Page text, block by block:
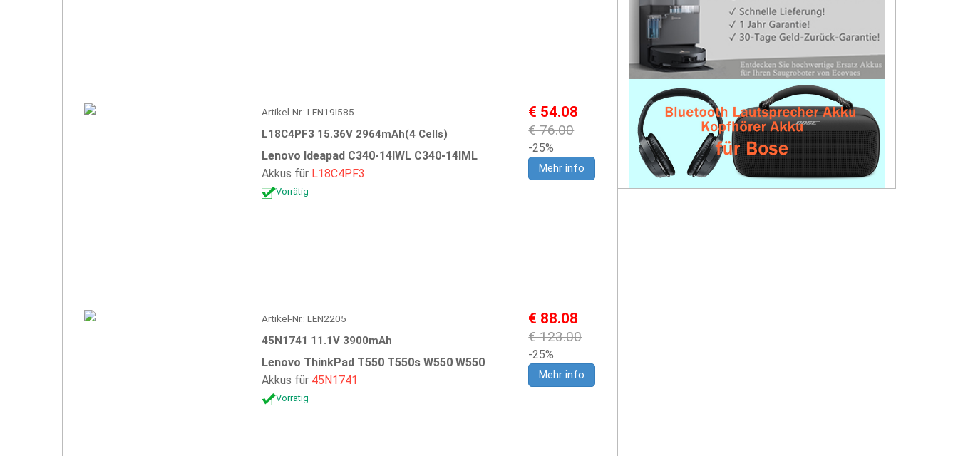
Artikel-Nr.: LEN19I585
L18C4PF3 15.36V 2964mAh(4 Cells)
Lenovo Ideapad C340-14IWL C340-14IML
Akkus für L18C4PF3
Vorrätig
€ 54.08
€ 76.00
-25%
Mehr info
Artikel-Nr.: LEN2205
45N1741 11.1V 3900mAh
Lenovo ThinkPad T550 T550s W550 W550
Akkus für 45N1741
Vorrätig
€ 88.08
€ 123.00
-25%
Mehr info